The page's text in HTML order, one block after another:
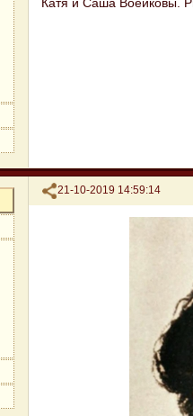
Поделиться
21-10-2019 14:59:14